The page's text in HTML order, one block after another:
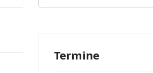
Termine